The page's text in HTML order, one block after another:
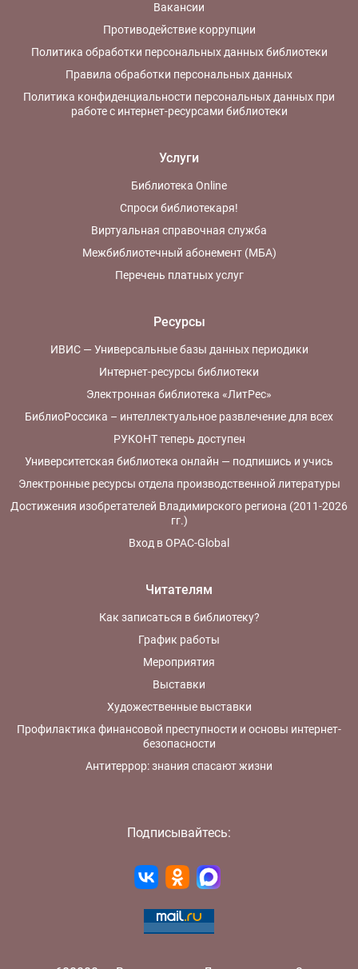
Вакансии
Противодействие коррупции
Политика обработки персональных данных библиотеки
Правила обработки персональных данных
Политика конфиденциальности персональных данных при
работе с интернет-ресурсами библиотеки
Услуги
Библиотека Online
Спроси библиотекаря!
Виртуальная справочная служба
Межбиблиотечный абонемент (МБА)
Перечень платных услуг
Ресурсы
ИВИС — Универсальные базы данных периодики
Интернет-ресурсы библиотеки
Электронная библиотека «ЛитРес»
БиблиоРоссика – интеллектуальное развлечение для всех
РУКОНТ теперь доступен
Университетская библиотека онлайн — подпишись и учись
Электронные ресурсы отдела производственной литературы
Достижения изобретателей Владимирского региона (2011-2026
гг.)
Вход в OPAC-Global
Читателям
Как записаться в библиотеку?
График работы
Мероприятия
Выставки
Художественные выставки
Профилактика финансовой преступности и основы интернет-
безопасности
Антитеррор: знания спасают жизни
Подписывайтесь: